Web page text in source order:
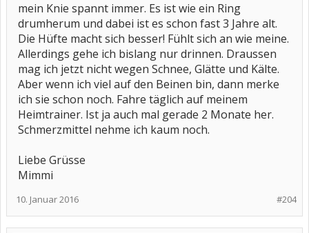
mein Knie spannt immer. Es ist wie ein Ring
drumherum und dabei ist es schon fast 3 Jahre alt.
Die Hüfte macht sich besser! Fühlt sich an wie meine.
Allerdings gehe ich bislang nur drinnen. Draussen
mag ich jetzt nicht wegen Schnee, Glätte und Kälte.
Aber wenn ich viel auf den Beinen bin, dann merke
ich sie schon noch. Fahre täglich auf meinem
Heimtrainer. Ist ja auch mal gerade 2 Monate her.
Schmerzmittel nehme ich kaum noch.
Liebe Grüsse
Mimmi
#204
10. Januar 2016